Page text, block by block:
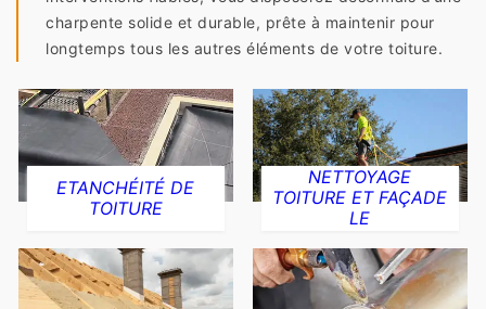
charpente solide et durable, prête à maintenir pour
longtemps tous les autres éléments de votre toiture.
ETANCHÉITÉ DE
TOITURE
NETTOYAGE
TOITURE ET FAÇADE
LE